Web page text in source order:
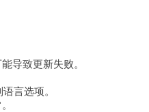
导致更新失败。
言选项。